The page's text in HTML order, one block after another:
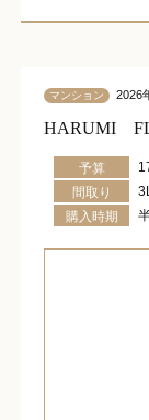
マンション 2026
HARUMI
予算
間取り
購入時期